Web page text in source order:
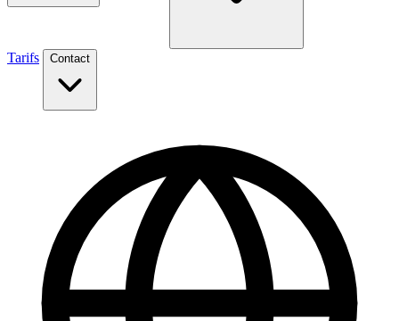
Tarifs Contact